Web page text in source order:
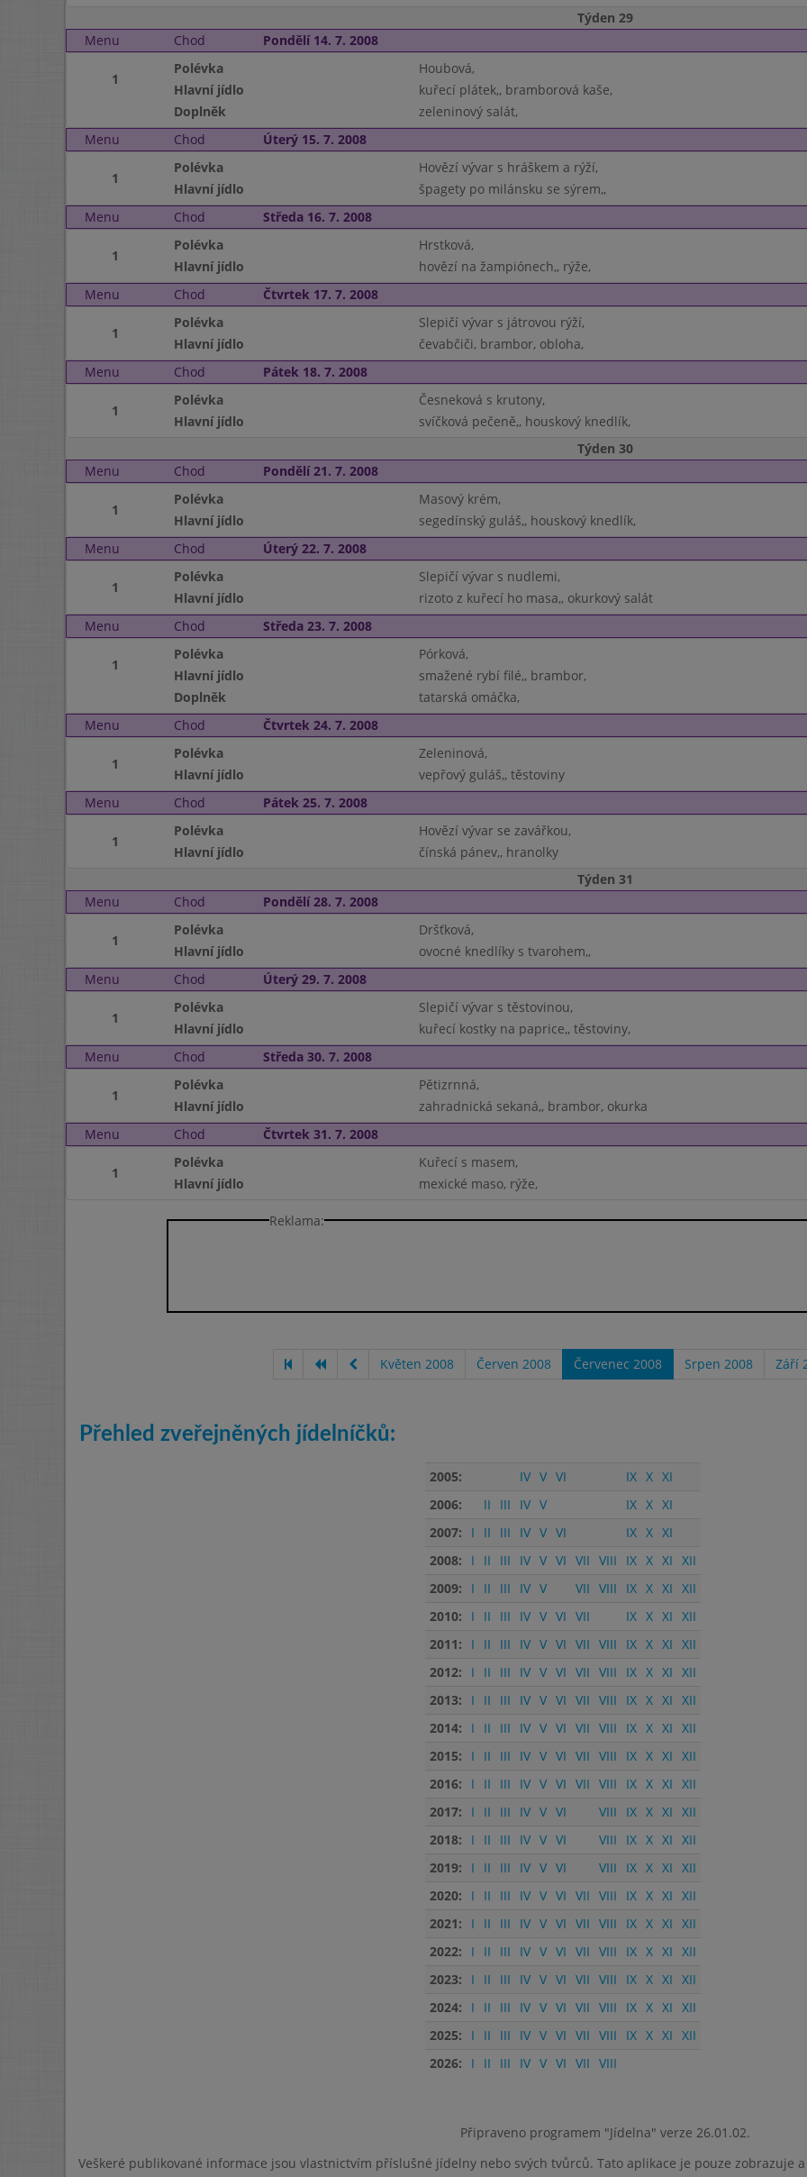
Týden 29
Menu
Chod Pondělí 14. 7. 2008
1
Polévka
Houbová,
Hlavní jídlo
kuřecí plátek,, bramborová kaše,
Doplněk
zeleninový salát,
Menu
Chod Úterý 15. 7. 2008
1
Polévka
Hovězí vývar s hráškem a rýží,
Hlavní jídlo
špagety po milánsku se sýrem,,
Menu
Chod Středa 16. 7. 2008
1
Polévka
Hrstková,
Hlavní jídlo
hovězí na žampiónech,, rýže,
Menu
Chod Čtvrtek 17. 7. 2008
1
Polévka
Slepičí vývar s játrovou rýží,
Hlavní jídlo
čevabčiči, brambor, obloha,
Menu
Chod Pátek 18. 7. 2008
1
Polévka
Česneková s krutony,
Hlavní jídlo
svíčková pečeně,, houskový knedlík,
Týden 30
Menu
Chod Pondělí 21. 7. 2008
1
Polévka
Masový krém,
Hlavní jídlo
segedínský guláš,, houskový knedlík,
Menu
Chod Úterý 22. 7. 2008
1
Polévka
Slepičí vývar s nudlemi,
Hlavní jídlo
rizoto z kuřecí ho masa,, okurkový salát
Menu
Chod Středa 23. 7. 2008
1
Polévka
Pórková,
Hlavní jídlo
smažené rybí filé,, brambor,
Doplněk
tatarská omáčka,
Menu
Chod Čtvrtek 24. 7. 2008
1
Polévka
Zeleninová,
Hlavní jídlo
vepřový guláš,, těstoviny
Menu
Chod Pátek 25. 7. 2008
1
Polévka
Hovězí vývar se zavářkou,
Hlavní jídlo
čínská pánev,, hranolky
Týden 31
Menu
Chod Pondělí 28. 7. 2008
1
Polévka
Dršťková,
Hlavní jídlo
ovocné knedlíky s tvarohem,,
Menu
Chod Úterý 29. 7. 2008
1
Polévka
Slepičí vývar s těstovinou,
Hlavní jídlo
kuřecí kostky na paprice,, těstoviny,
Menu
Chod Středa 30. 7. 2008
1
Polévka
Pětizrnná,
Hlavní jídlo
zahradnická sekaná,, brambor, okurka
Menu
Chod Čtvrtek 31. 7. 2008
1
Polévka
Kuřecí s masem,
Hlavní jídlo
mexické maso, rýže,
Reklama:
Květen 2008 Červen 2008 Červenec 2008 Srpen 2008 Září
Přehled zveřejněných jídelníčků:
2005: IV V VI IX X XI
2006:
II III IV V IX X XI
2007:
I II III IV V VI IX X XI
2008:
I II III IV V VI VII VIII IX X XI XII
2009:
I II III IV V VII VIII IX X XI XII
2010:
I II III IV V VI VII IX X XI XII
2011:
I II III IV V VI VII VIII IX X XI XII
2012:
I II III IV V VI VII VIII IX X XI XII
2013:
I II III IV V VI VII VIII IX X XI XII
2014:
I II III IV V VI VII VIII IX X XI XII
2015:
I II III IV V VI VII VIII IX X XI XII
2016:
I II III IV V VI VII VIII IX X XI XII
2017:
I II III IV V VI VIII IX X XI XII
2018:
I II III IV V VI VIII IX X XI XII
2019:
I II III IV V VI VIII IX X XI XII
2020:
I II III IV V VI VII VIII IX X XI XII
2021:
I II III IV V VI VII VIII IX X XI XII
2022:
I II III IV V VI VII VIII IX X XI XII
2023:
I II III IV V VI VII VIII IX X XI XII
2024:
I II III IV V VI VII VIII IX X XI XII
2025:
I II III IV V VI VII VIII IX X XI XII
2026:
I II III IV V VI VII VIII
Připraveno programem "Jídelna" verze 26.01.02.
Veškeré publikované informace jsou vlastnictvím příslušné jídelny nebo svých tvůrců. Tato aplikace je pouze zobrazuje